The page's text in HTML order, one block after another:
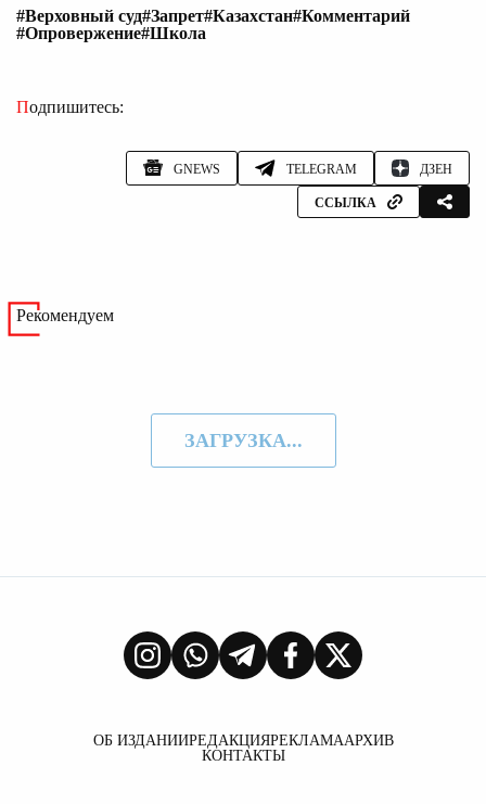
#Верховный суд#Запрет#Казахстан#Комментарий
#Опровержение#Школа
Подпишитесь:
GNEWS TELEGRAM ДЗЕН
ССЫЛКА
Рекомендуем
ЗАГРУЗКА...
ОБ ИЗДАНИИРЕДАКЦИЯРЕКЛАМААРХИВ
КОНТАКТЫ